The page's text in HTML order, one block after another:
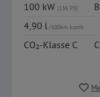
100 kW (136 PS)
4,90 l/100km komb.
CO₂-Klasse C